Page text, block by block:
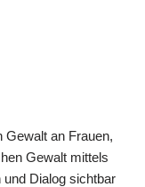
Gewalt an Frauen,
Gewalt mittels
Dialog sichtbar